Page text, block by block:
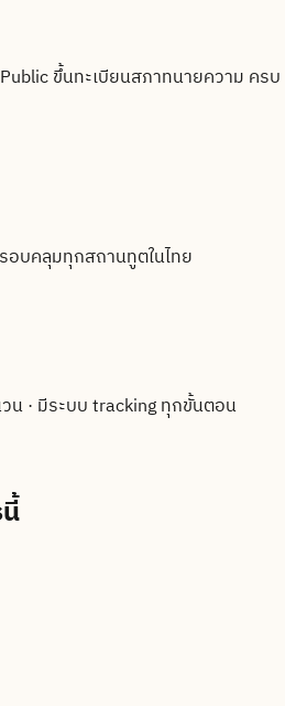
ขึ้นทะเบียนสภาทนายความ ครบ
อบคลุมทุกสถานทูตในไทย
น · มีระบบ tracking ทุกขั้นตอน